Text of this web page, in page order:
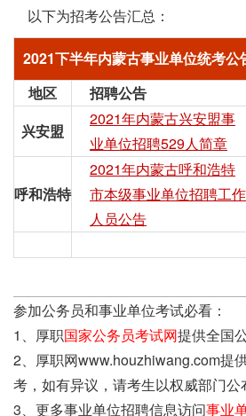
以下为招考公告汇总：
2021下半年内蒙古事业单位统考公
地区
招聘公告
兴安盟
2021年内蒙古兴安盟事
业单位招聘529人简章
呼和浩特
2021年内蒙古呼和浩特
市本级事业单位招聘工作
人员公告
参加公务员和事业单位考试必看：
1、厚职国家公务员考试网提供全国
2、厚职网www.houzhiwang.com提
考，如有异议，请考生以权威部门公
3、更多事业单位招聘信息访问事业